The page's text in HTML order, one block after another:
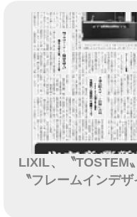
LIXIL、〝TOSTEM
〝フレームインデ